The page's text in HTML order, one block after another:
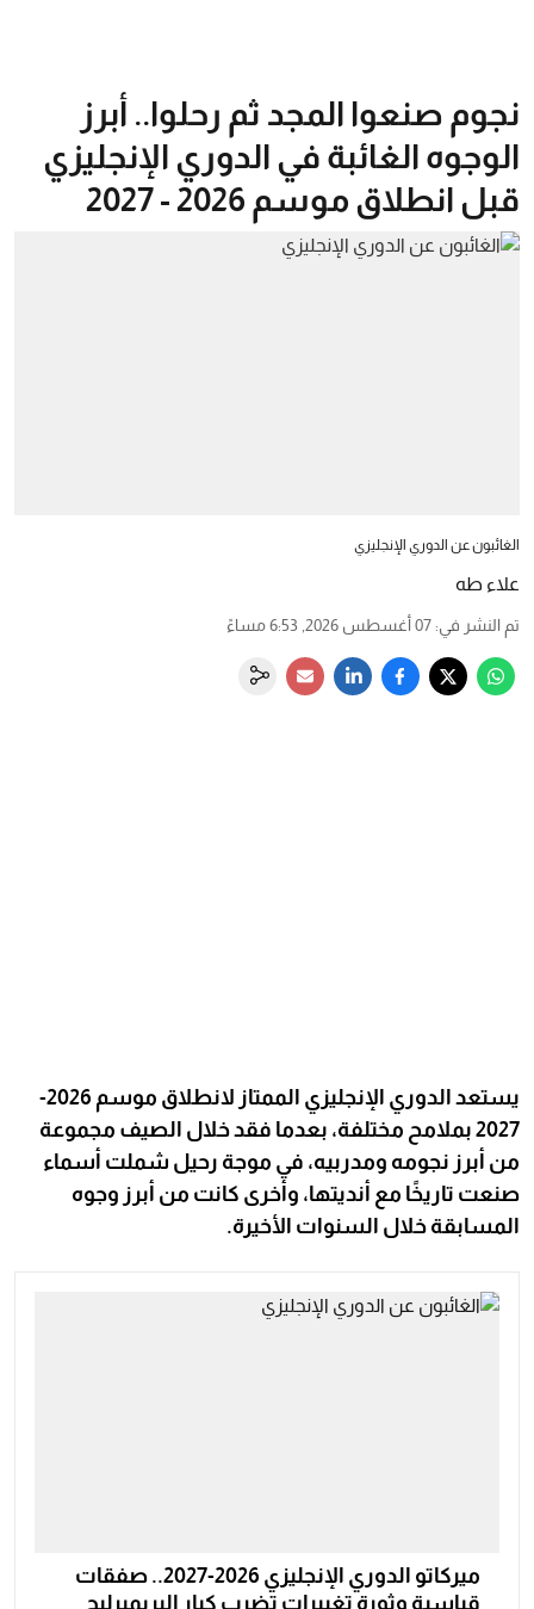
نجوم صنعوا المجد ثم رحلوا.. أبرز
الوجوه الغائبة في الدوري الإنجليزي
قبل انطلاق موسم 2026 - 2027
الغائبون عن الدوري الإنجليزي
علاء طه
تم النشر في: 07 أغسطس 2026, 6:53 مساءً
يستعد الدوري الإنجليزي الممتاز لانطلاق موسم 2026-
2027 بملامح مختلفة، بعدما فقد خلال الصيف مجموعة
من أبرز نجومه ومدربيه، في موجة رحيل شملت أسماء
صنعت تاريخًا مع أنديتها، وأخرى كانت من أبرز وجوه
المسابقة خلال السنوات الأخيرة.
ميركاتو الدوري الإنجليزي 2026-2027.. صفقات
قياسية وثورة تغييرات تضرب كبار البريميرليج